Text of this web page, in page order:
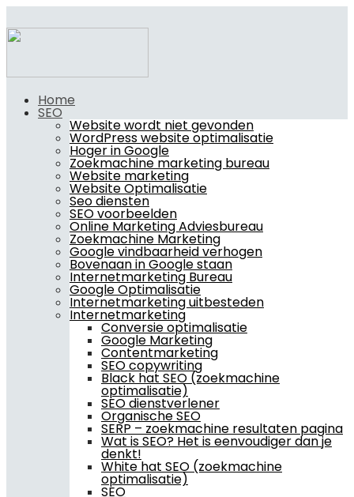
Home
SEO
Website wordt niet gevonden
WordPress website optimalisatie
Hoger in Google
Zoekmachine marketing bureau
Website marketing
Website Optimalisatie
Seo diensten
SEO voorbeelden
Online Marketing Adviesbureau
Zoekmachine Marketing
Google vindbaarheid verhogen
Bovenaan in Google staan
Internetmarketing Bureau
Google Optimalisatie
Internetmarketing uitbesteden
Internetmarketing
Conversie optimalisatie
Google Marketing
Contentmarketing
SEO copywriting
Black hat SEO (zoekmachine
optimalisatie)
SEO dienstverlener
Organische SEO
SERP – zoekmachine resultaten pagina
Wat is SEO? Het is eenvoudiger dan je
denkt!
White hat SEO (zoekmachine
optimalisatie)
SEO